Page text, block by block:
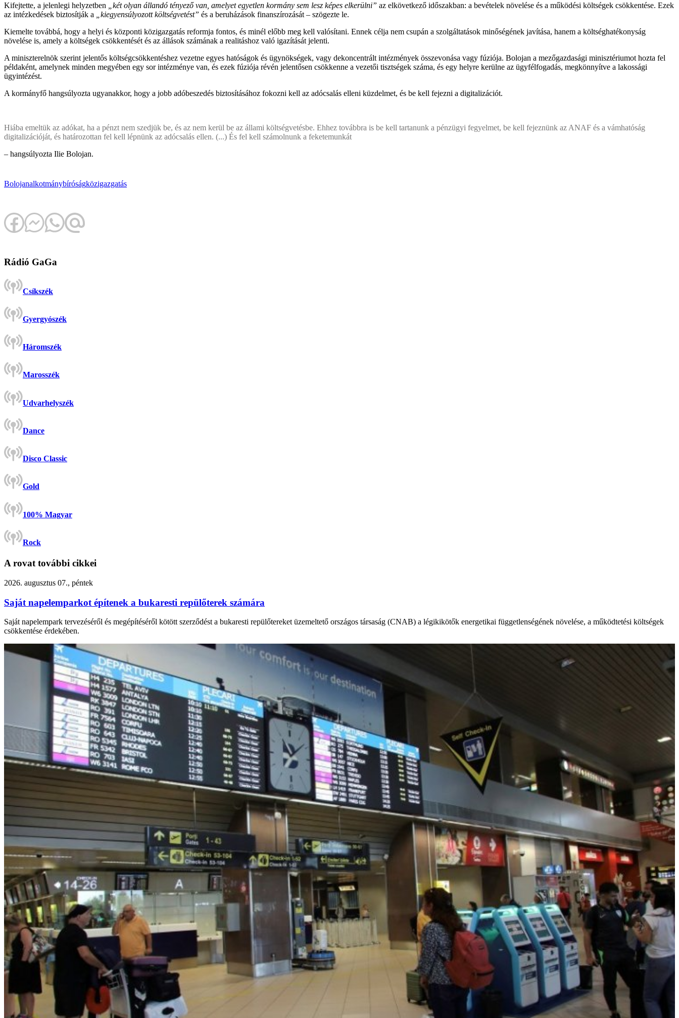
Kifejtette, a jelenlegi helyzetben
„két olyan állandó tényező van, amelyet egyetlen kormány sem lesz képes elkerülni” az elkövetkező időszakban: a bevételek növelése és a működési költségek csökkentése. Ezek
az intézkedések biztosítják a
„kiegyensúlyozott költségvetést” és a beruházások finanszírozását – szögezte le.
Kiemelte továbbá, hogy a helyi és központi közigazgatás reformja fontos, és minél előbb meg kell valósítani. Ennek célja nem csupán a szolgáltatások minőségének javítása, hanem a költséghatékonyság
növelése is, amely a költségek csökkentését és az állások számának a realitáshoz való igazítását jelenti.
A miniszterelnök szerint jelentős költségcsökkentéshez vezetne egyes hatóságok és ügynökségek, vagy dekoncentrált intézmények összevonása vagy fúziója. Bolojan a mezőgazdasági minisztériumot hozta fel
példaként, amelynek minden megyében egy sor intézménye van, és ezek fúziója révén jelentősen csökkenne a vezetői tisztségek száma, és egy helyre kerülne az ügyfélfogadás, megkönnyítve a lakossági
ügyintézést.
A kormányfő hangsúlyozta ugyanakkor, hogy a jobb adóbeszedés biztosításához fokozni kell az adócsalás elleni küzdelmet, és be kell fejezni a digitalizációt.
Hiába emeltük az adókat, ha a pénzt nem szedjük be, és az nem kerül be az állami költségvetésbe. Ehhez továbbra is be kell tartanunk a pénzügyi fegyelmet, be kell fejeznünk az ANAF és a vámhatóság
digitalizációját, és határozottan fel kell lépnünk az adócsalás ellen. (...) És fel kell számolnunk a feketemunkát
– hangsúlyozta Ilie Bolojan.
Bolojanalkotmánybíróságközigazgatás
Rádió GaGa
Csíkszék
Gyergyószék
Háromszék
Marosszék
Udvarhelyszék
Dance
Disco Classic
Gold
100% Magyar
Rock
A rovat további cikkei
2026. augusztus 07., péntek
Saját napelemparkot építenek a bukaresti repülőterek számára
Saját napelempark tervezéséről és megépítéséről kötött szerződést a bukaresti repülőtereket üzemeltető országos társaság (CNAB) a légikikötők energetikai függetlenségének növelése, a működtetési költségek
csökkentése érdekében.